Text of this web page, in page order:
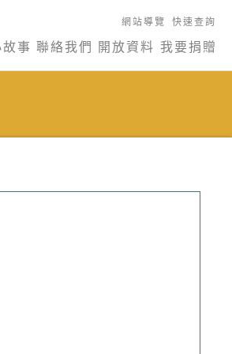
網站導覽 快速查詢
事 聯絡我們 開放資料 我要捐贈